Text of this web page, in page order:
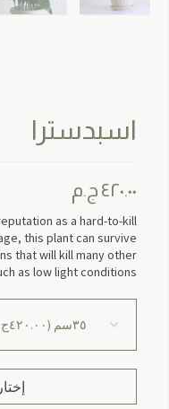
اسبدسترا
٤٢٠.٠٠ ج.م
as a hard-to-kill
this plant can survive
that will kill many other
as low light conditions.